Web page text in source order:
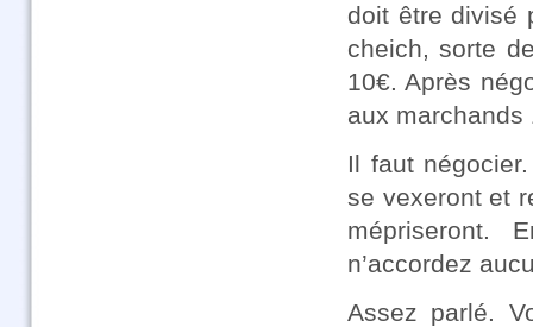
doit être divisé
cheich, sorte
10€. Après
aux
Il faut
se vexeront et
mépriseront.
n’accordez
Assez parlé.